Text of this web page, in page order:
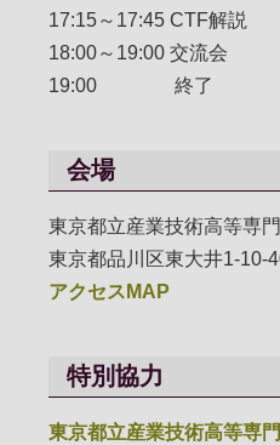
17:15～17:45 CTF解説
18:00～19:00 交流会
19:00 終了
会場
東京都立産業技術高等専
東京都品川区東大井1-10-
アクセスMAP
特別協力
東京都立産業技術高等専